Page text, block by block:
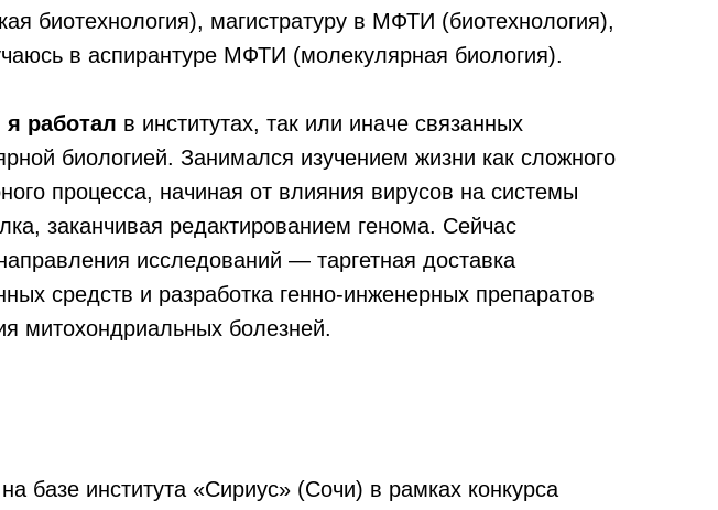
биотехнология), магистратуру в МФТИ (биотехнология),
в аспирантуре МФТИ (молекулярная биология).
работал в институтах, так или иначе связанных
биологией. Занимался изучением жизни как сложного
процесса, начиная от влияния вирусов на системы
заканчивая редактированием генома. Сейчас
исследований — таргетная доставка
средств и разработка генно-инженерных препаратов
митохондриальных болезней.
базе института «Сириус» (Сочи) в рамках конкурса